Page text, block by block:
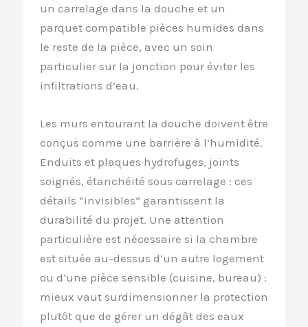
un carrelage dans la douche et un
parquet compatible pièces humides dans
le reste de la pièce, avec un soin
particulier sur la jonction pour éviter les
infiltrations d’eau.
Les murs entourant la douche doivent être
conçus comme une barrière à l’humidité.
Enduits et plaques hydrofuges, joints
soignés, étanchéité sous carrelage : ces
détails “invisibles” garantissent la
durabilité du projet. Une attention
particulière est nécessaire si la chambre
est située au-dessus d’un autre logement
ou d’une pièce sensible (cuisine, bureau) :
mieux vaut surdimensionner la protection
plutôt que de gérer un dégât des eaux